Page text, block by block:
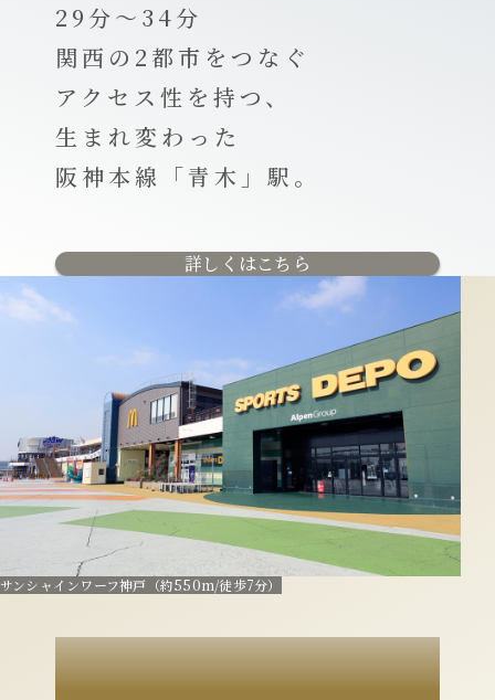
29分～34分
関西の2都市をつなぐ
アクセス性を持つ、
生まれ変わった
阪神本線「青木」駅。
詳しくはこちら
サンシャインワーフ神戸（約550m/徒歩7分）
LOCATION